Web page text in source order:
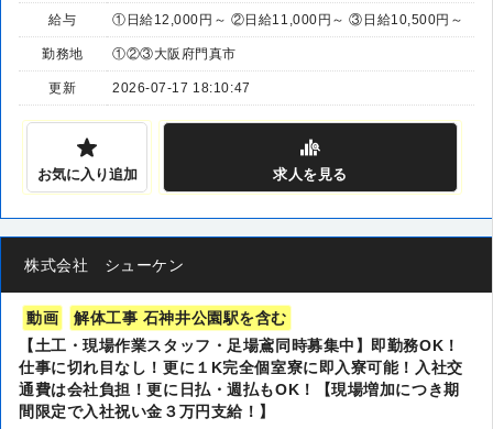
給与 ①日給12,000円～ ②日給11,000円～ ③日給10,500円～
勤務地 ①②③大阪府門真市
更新 2026-07-17 18:10:47
お気に入り追加 求人を見る
株式会社 シューケン
動画
解体工事 石神井公園駅を含む
【土工・現場作業スタッフ・足場鳶同時募集中】即勤務OK！
仕事に切れ目なし！更に１K完全個室寮に即入寮可能！入社交
通費は会社負担！更に日払・週払もOK！【現場増加につき期
間限定で入社祝い金３万円支給！】